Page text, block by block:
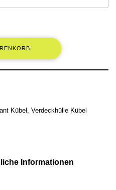
Kübel Verdeckhülle Kübel
Informationen